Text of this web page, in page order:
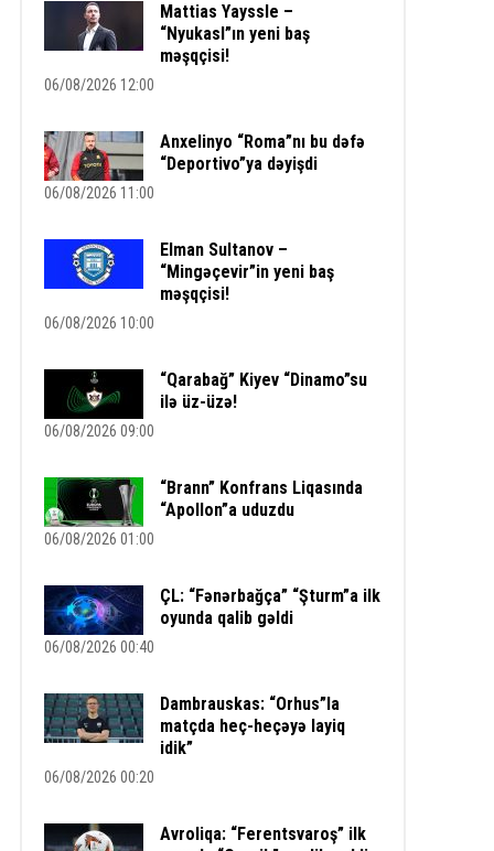
Mattias Yayssle –
“Nyukasl”ın yeni baş
məşqçisi!
06/08/2026 12:00
Anxelinyo “Roma”nı bu dəfə
“Deportivo”ya dəyişdi
06/08/2026 11:00
Elman Sultanov –
“Mingəçevir”in yeni baş
məşqçisi!
06/08/2026 10:00
“Qarabağ” Kiyev “Dinamo”su
ilə üz-üzə!
06/08/2026 09:00
“Brann” Konfrans Liqasında
“Apollon”a uduzdu
06/08/2026 01:00
ÇL: “Fənərbağça” “Şturm”a ilk
oyunda qalib gəldi
06/08/2026 00:40
Dambrauskas: “Orhus”la
matçda heç-heçəyə layiq
idik”
06/08/2026 00:20
Avroliqa: “Ferentsvaroş” ilk